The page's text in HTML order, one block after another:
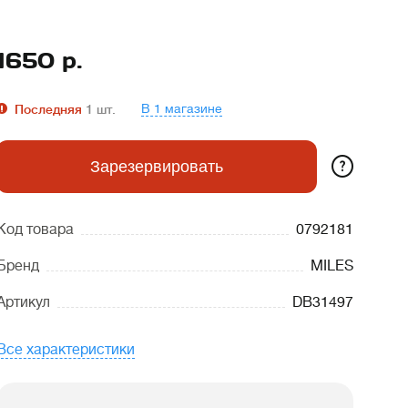
р.
Последняя 1 шт. В 1 магазине
Зарезервировать ?
товара 0792181
MILES
DB31497
характеристики